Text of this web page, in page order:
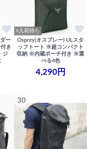
ー
き
ジ
×入荷待ち
Osprey(オスプレー) ULスタ
ッフトート ※超コンパクト
収納 ※内蔵ポーチ付き ※選
べる4色
4,290円
30